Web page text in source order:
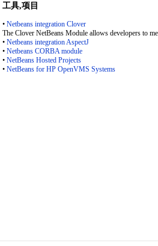
工具,项目
• Netbeans integration Clover
The Clover NetBeans Module allows developers to
• Netbeans integration AspectJ
• Netbeans CORBA module
• NetBeans Hosted Projects
• NetBeans for HP OpenVMS Systems